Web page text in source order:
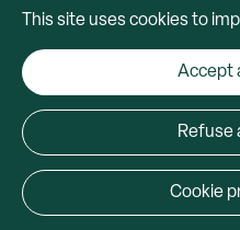
This site uses cookies to
Cookie
Refuse
Accept